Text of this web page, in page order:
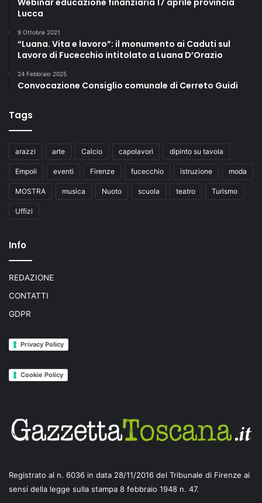
Lucca
9 Ottobre 2021
“Luana. Vita e lavoro”: il monumento ai Caduti sul
Lavoro di Fucecchio intitolato a Luana D’Orazio
24 Febbraio 2025
Convocazione Consiglio comunale di Cerreto Guidi
Tags
arazzi arte Calcio capolavori dipinto su tavola
Empoli eventi Firenze fucecchio istruzione moda
MOSTRA musica Nuoto scuola teatro Turismo
Uffizi
Info
REDAZIONE
CONTATTI
GDPR
Privacy Policy
Cookie Policy
Registrato al n. 6036 in data 28/11/2016 del Tribunale di Firenze ai
sensi della legge sulla stampa 8 febbraio 1948 n. 47.